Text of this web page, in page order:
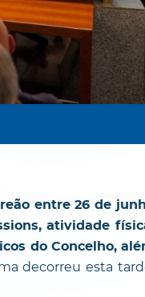
entre 26 de
atividade
do Concelho,
decorreu esta